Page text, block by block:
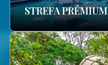
STREFA PRÉMIUM